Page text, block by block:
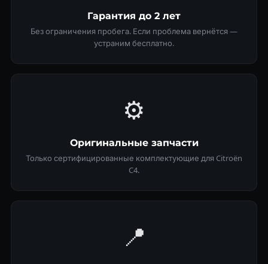
Гарантия до 2 лет
Без ограничения пробега. Если проблема вернётся —
устраним бесплатно.
⚙️
Оригинальные запчасти
Только сертифицированные комплектующие для Citroën
C4.
📍